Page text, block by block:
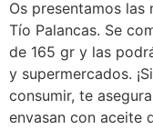
Os presentamos las
Tío Palancas. Se
de 165 gr y las
y supermercados.
consumir, te
envasan con aceite